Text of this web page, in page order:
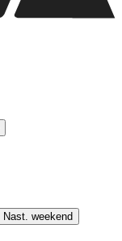
Nast. weekend